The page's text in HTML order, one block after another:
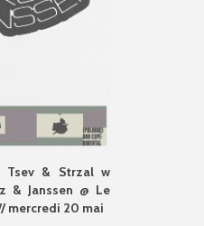
Tsev & Strzal w
& Janssen @ Le
mercredi 20 mai